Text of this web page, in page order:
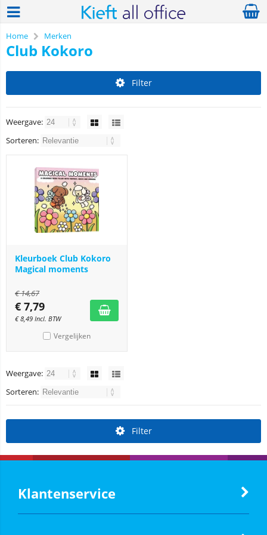
Home Merken
Club Kokoro
Filter
Weergave:
Sorteren:
Kleurboek Club Kokoro
Magical moments
€14,67
€ 7,79
€8,49 Incl. BTW
Vergelijken
Weergave:
Sorteren:
Filter
Klantenservice